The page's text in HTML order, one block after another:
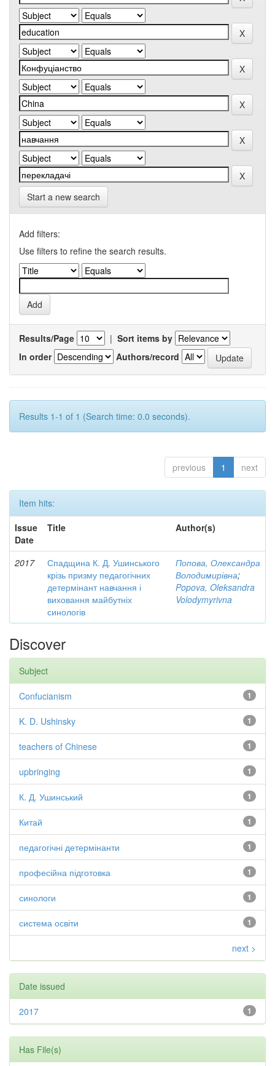
Start a new search
Add filters:
Use filters to refine the search results.
Results/Page | Sort items by
In order
Authors/record
Results 1-1 of 1 (Search time: 0.0 seconds).
previous 1 next
Item hits:
Issue
Date
Title Author(s)
2017
Спадщина К. Д. Ушинського
крізь призму педагогічних
детермінант навчання і
виховання майбутніх
синологів
Попова, Олександра
Володимирівна;
Popova, Oleksandra
Volodymyrivna
Discover
Subject
1
Confucianism
1
K. D. Ushinsky
1
teachers of Chinese
1
upbringing
1
К. Д. Ушинський
1
Китай
1
педагогічні детермінанти
1
професійна підготовка
1
синологи
1
система освіти
next >
Date issued
1
2017
Has File(s)